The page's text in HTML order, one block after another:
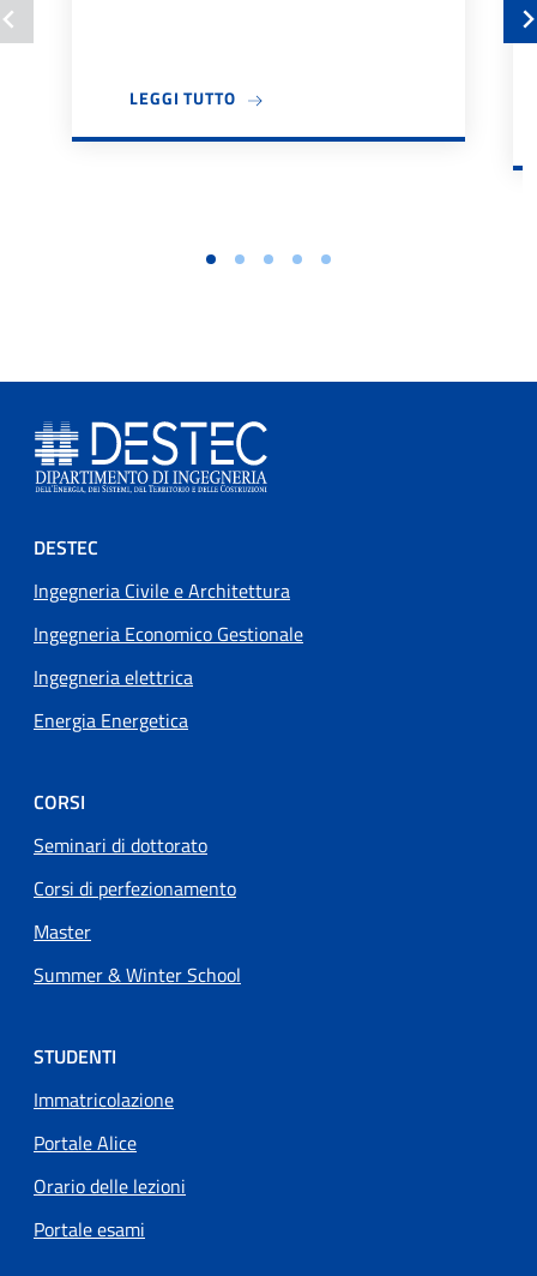
LEGGI TUTTOA PROPOSITO DI BANDO TUTOR
Footer menu
DESTEC
Ingegneria Civile e Architettura
Ingegneria Economico Gestionale
Ingegneria elettrica
Energia Energetica
CORSI
Seminari di dottorato
Corsi di perfezionamento
Master
Summer & Winter School
STUDENTI
Immatricolazione
Portale Alice
Orario delle lezioni
Portale esami